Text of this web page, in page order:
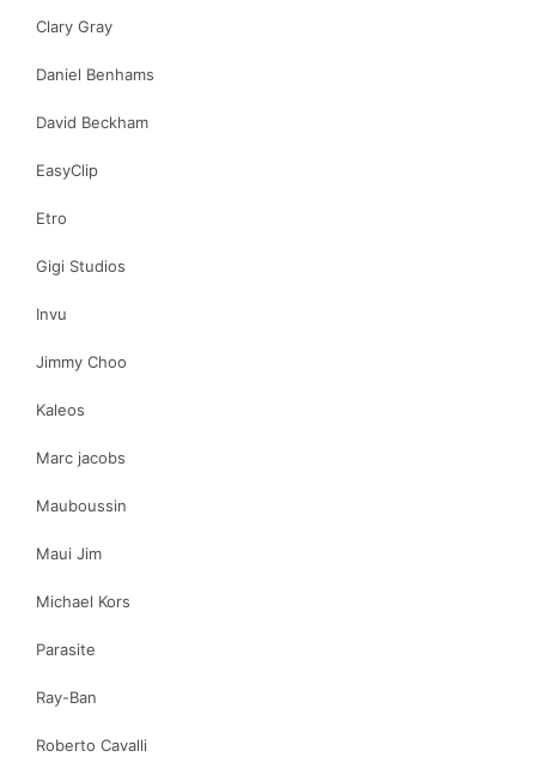
Clary Gray
Daniel Benhams
David Beckham
EasyClip
Etro
Gigi Studios
Invu
Jimmy Choo
Kaleos
Marc jacobs
Mauboussin
Maui Jim
Michael Kors
Parasite
Ray-Ban
Roberto Cavalli